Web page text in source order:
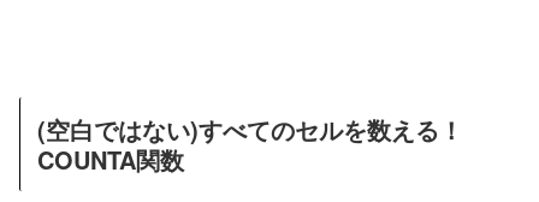
(空白ではない)すべてのセルを数える！
COUNTA関数